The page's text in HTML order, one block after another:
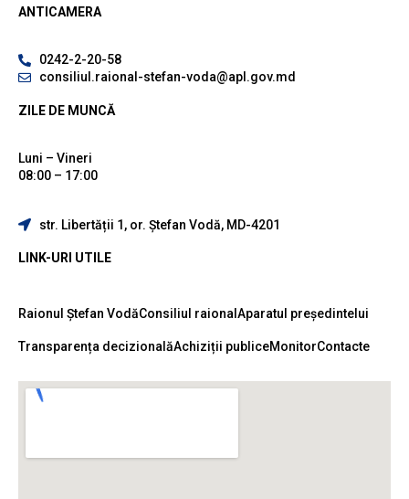
ANTICAMERA
0242-2-20-58
consiliul.raional-stefan-voda@apl.gov.md
ZILE DE MUNCĂ
Luni – Vineri
08:00 – 17:00
str. Libertății 1, or. Ștefan Vodă, MD-4201
LINK-URI UTILE
Raionul Ștefan VodăConsiliul raional Aparatul președintelui
Transparența decizionalăAchiziții publiceMonitorContacte